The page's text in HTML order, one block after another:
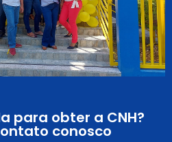
para obter a CNH?
conosco